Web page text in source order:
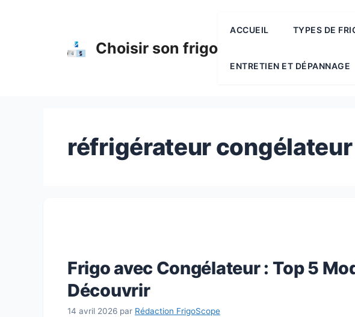
Choisir son frigo
ACCUEIL TYPES DE
ENTRETIEN ET DÉPANNAGE
réfrigérateur congélateur
Frigo avec Congélateur : Top 5
Découvrir
14 avril 2026 par Rédaction FrigoScope